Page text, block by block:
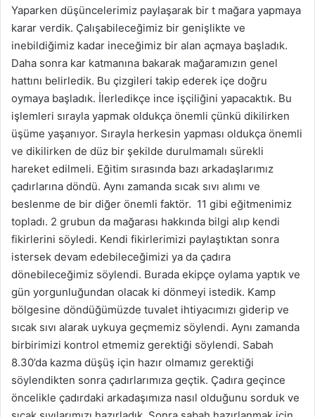
Yaparken düşüncelerimiz paylaşarak bir t mağara yapmaya
karar verdik. Çalışabileceğimiz bir genişlikte ve
inebildiğimiz kadar ineceğimiz bir alan açmaya başladık.
Daha sonra kar katmanına bakarak mağaramızın genel
hattını belirledik. Bu çizgileri takip ederek içe doğru
oymaya başladık. İlerledikçe ince işçiliğini yapacaktık. Bu
işlemleri sırayla yapmak oldukça önemli çünkü dikilirken
üşüme yaşanıyor. Sırayla herkesin yapması oldukça önemli
ve dikilirken de düz bir şekilde durulmamalı sürekli
hareket edilmeli. Eğitim sırasında bazı arkadaşlarımız
çadırlarına döndü. Aynı zamanda sıcak sıvı alımı ve
beslenme de bir diğer önemli faktör. 11 gibi eğitmenimiz
topladı. 2 grubun da mağarası hakkında bilgi alıp kendi
fikirlerini söyledi. Kendi fikirlerimizi paylaştıktan sonra
istersek devam edebileceğimizi ya da çadıra
dönebileceğimiz söylendi. Burada ekipçe oylama yaptık ve
gün yorgunluğundan olacak ki dönmeyi istedik. Kamp
bölgesine döndüğümüzde tuvalet ihtiyacımızı giderip ve
sıcak sıvı alarak uykuya geçmemiz söylendi. Aynı zamanda
birbirimizi kontrol etmemiz gerektiği söylendi. Sabah
8.30’da kazma düşüş için hazır olmamız gerektiği
söylendikten sonra çadırlarımıza geçtik. Çadıra geçince
öncelikle çadırdaki arkadaşımıza nasıl olduğunu sorduk ve